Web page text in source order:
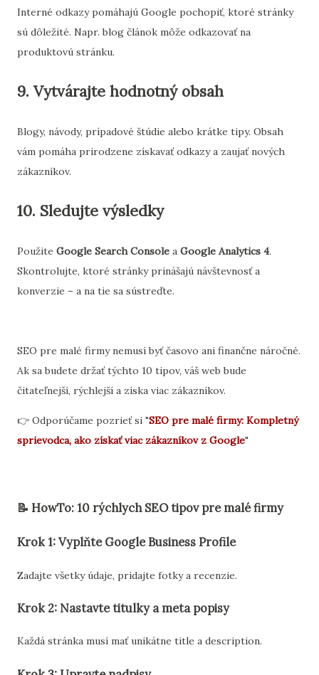
Interné odkazy pomáhajú Google pochopiť, ktoré stránky
sú dôležité. Napr. blog článok môže odkazovať na
produktovú stránku.
9. Vytvárajte hodnotný obsah
Blogy, návody, prípadové štúdie alebo krátke tipy. Obsah
vám pomáha prirodzene získavať odkazy a zaujať nových
zákazníkov.
10. Sledujte výsledky
Použite Google Search Console a Google Analytics 4.
Skontrolujte, ktoré stránky prinášajú návštevnosť a
konverzie – a na tie sa sústreďte.
SEO pre malé firmy nemusí byť časovo ani finančne náročné.
Ak sa budete držať týchto 10 tipov, váš web bude
čitateľnejší, rýchlejší a získa viac zákazníkov.
👉 Odporúčame pozrieť si "SEO pre malé firmy: Kompletný
sprievodca, ako získať viac zákazníkov z Google"
📝 HowTo: 10 rýchlych SEO tipov pre malé firmy
Krok 1: Vyplňte Google Business Profile
Zadajte všetky údaje, pridajte fotky a recenzie.
Krok 2: Nastavte titulky a meta popisy
Každá stránka musí mať unikátne title a description.